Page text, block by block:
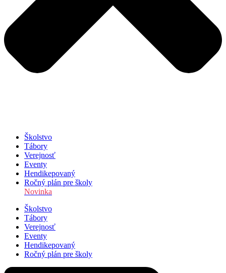
Školstvo
Tábory
Verejnosť
Eventy
Hendikepovaný
Ročný plán pre školy
Novinka
Školstvo
Tábory
Verejnosť
Eventy
Hendikepovaný
Ročný plán pre školy